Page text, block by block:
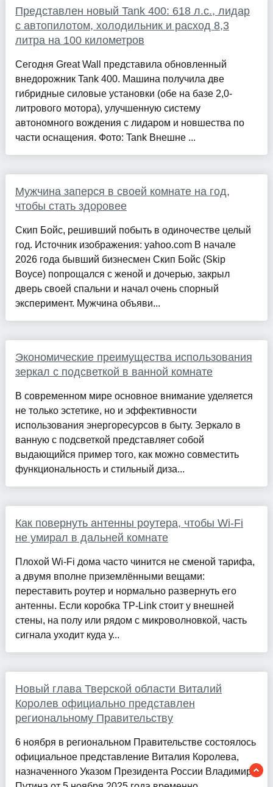
Представлен новый Tank 400: 618 л.с., лидар
с автопилотом, холодильник и расход 8,3
литра на 100 километров
Сегодня Great Wall представила обновленный
внедорожник Tank 400. Машина получила две
гибридные силовые установки (обе на базе 2,0-
литрового мотора), улучшенную систему
автономного вождения с лидаром и новшества по
части оснащения. Фото: Tank Внешне ...
Мужчина заперся в своей комнате на год,
чтобы стать здоровее
Скип Бойс, решивший побыть в одиночестве целый
год. Источник изображения: yahoo.com В начале
2026 года бывший бизнесмен Скип Бойс (Skip
Boyce) попрощался с женой и дочерью, закрыл
дверь своей спальни и начал очень спорный
эксперимент. Мужчина объяви...
Экономические преимущества использования
зеркал с подсветкой в ванной комнате
В современном мире основное внимание уделяется
не только эстетике, но и эффективности
использования энергоресурсов в быту. Зеркало в
ванную с подсветкой представляет собой
выдающийся пример того, как можно совместить
функциональность и стильный диза...
Как повернуть антенны роутера, чтобы Wi‑Fi
не умирал в дальней комнате
Плохой Wi‑Fi дома часто чинится не сменой тарифа,
а двумя вполне приземлёнными вещами:
переставить роутер и нормально развернуть его
антенны. Если коробка TP-Link стоит у внешней
стены, на полу или рядом с микроволновкой, часть
сигнала уходит куда у...
Новый глава Тверской области Виталий
Королев официально представлен
региональному Правительству
6 ноября в региональном Правительстве состоялось
официальное представление Виталия Королева,
назначенного Указом Президента России Владимира